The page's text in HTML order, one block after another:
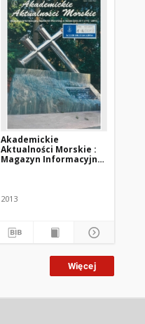
Akademickie
Aktualności Morskie :
Magazyn Informacyjny
2013
Więcej